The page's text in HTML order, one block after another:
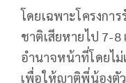
โดยเฉพาะโครงกา
ชาติเสียหายไป 7-
อำนาจหน้าที่โดยไม่
เพื่อให้ญาติพี่น้องตั